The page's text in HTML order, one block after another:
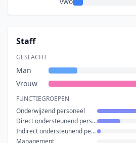
Staff
GESLACHT
Man
Vrouw
FUNCTIEGROEPEN
Onderwijzend personeel
Direct ondersteunend personeel
Indirect ondersteunend personeel
Management